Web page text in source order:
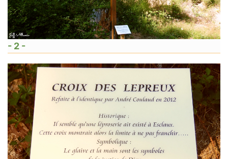
- 2 -